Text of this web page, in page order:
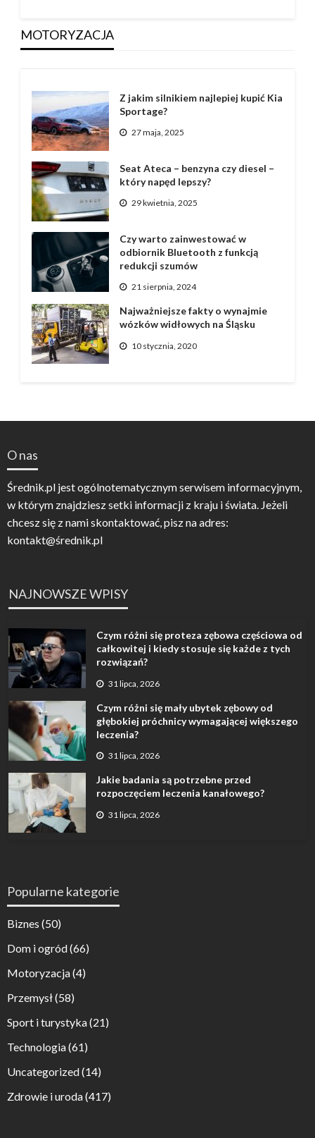
MOTORYZACJA
Z jakim silnikiem najlepiej kupić Kia
Sportage?
27 maja, 2025
Seat Ateca – benzyna czy diesel –
który napęd lepszy?
29 kwietnia, 2025
Czy warto zainwestować w
odbiornik Bluetooth z funkcją
redukcji szumów
21 sierpnia, 2024
Najważniejsze fakty o wynajmie
wózków widłowych na Śląsku
10 stycznia, 2020
O nas
Średnik.pl jest ogólnotematycznym serwisem informacyjnym,
w którym znajdziesz setki informacji z kraju i świata. Jeżeli
chcesz się z nami skontaktować, pisz na adres:
kontakt@średnik.pl
NAJNOWSZE WPISY
Czym różni się proteza zębowa częściowa od
całkowitej i kiedy stosuje się każde z tych
rozwiązań?
31 lipca, 2026
Czym różni się mały ubytek zębowy od
głębokiej próchnicy wymagającej większego
leczenia?
31 lipca, 2026
Jakie badania są potrzebne przed
rozpoczęciem leczenia kanałowego?
31 lipca, 2026
Popularne kategorie
Biznes (50)
Dom i ogród(66)
Motoryzacja(4)
Przemysł(58)
Sport i turystyka(21)
Technologia(61)
Uncategorized(14)
Zdrowie i uroda(417)